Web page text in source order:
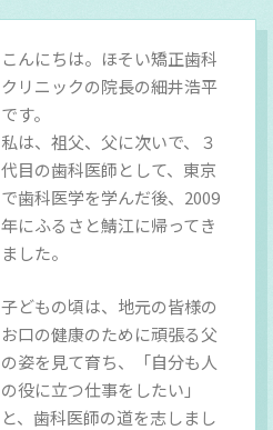
こんにちは。ほそい矯正歯科
クリニックの院長の細井浩平
です。
私は、祖父、父に次いで、３
代目の歯科医師として、東京
で歯科医学を学んだ後、2009
年にふるさと鯖江に帰ってき
ました。
子どもの頃は、地元の皆様の
お口の健康のために頑張る父
の姿を見て育ち、「自分も人
の役に立つ仕事をしたい」
と、歯科医師の道を志しまし